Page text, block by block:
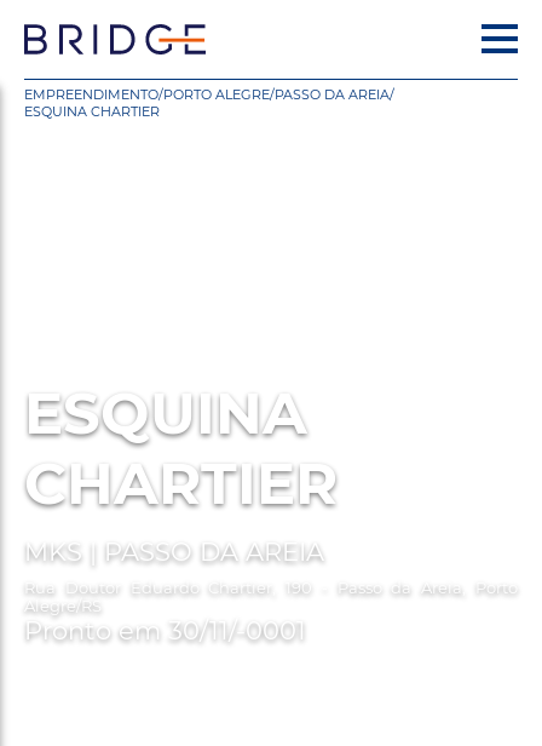
EMPREENDIMENTO/PORTO ALEGRE/PASSO DA AREIA/
ESQUINA CHARTIER
ESQUINA
CHARTIER
MKS | PASSO DA AREIA
Rua Doutor Eduardo Chartier, 190 - Passo da Areia, Porto
Alegre/RS
Pronto em 30/11/-0001